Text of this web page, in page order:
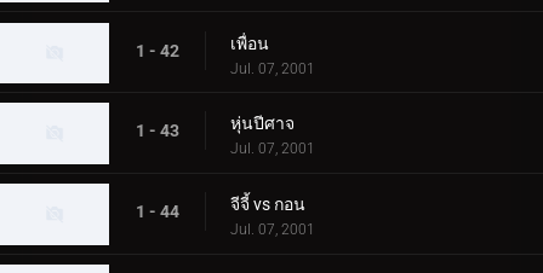
1 - 42 เพื่อน
Jul. 07, 2001
1 - 43 หุ่นปีศาจ
Jul. 07, 2001
1 - 44 จีจี้ vs กอน
Jul. 07, 2001